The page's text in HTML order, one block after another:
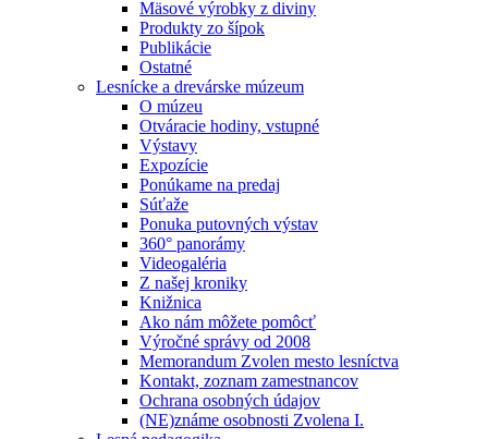
Mäsové výrobky z diviny
Produkty zo šípok
Publikácie
Ostatné
Lesnícke a drevárske múzeum
O múzeu
Otváracie hodiny, vstupné
Výstavy
Expozície
Ponúkame na predaj
Súťaže
Ponuka putovných výstav
360° panorámy
Videogaléria
Z našej kroniky
Knižnica
Ako nám môžete pomôcť
Výročné správy od 2008
Memorandum Zvolen mesto lesníctva
Kontakt, zoznam zamestnancov
Ochrana osobných údajov
(NE)známe osobnosti Zvolena I.